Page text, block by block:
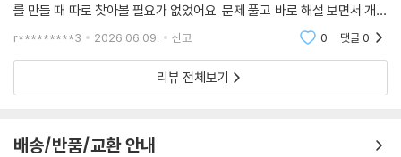
를 만들 때 따로 찾아볼 필요가 없었어요. 문제 풀고 바로 해설 보면서 개념
을 다시 잡고 넘어갈 수 있었거든요. 저처럼 혼자 공부하는 분들한테 정말
r*********3 2026.06.09. 신고 0 댓글0
리뷰 전체보기
배송/반품/교환 안내